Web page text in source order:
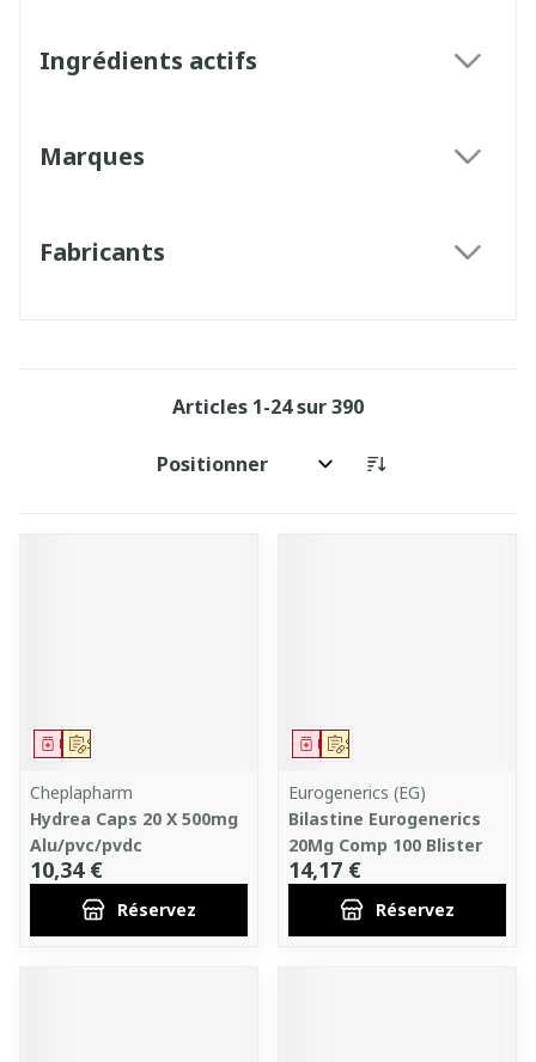
Ingrédients actifs
Marques
Fabricants
Articles 1-24sur390
Trier par:
Sur prescription
Médicament
Cheplapharm
Hydrea Caps 20 X 500mg
Alu/pvc/pvdc
10,34 €
Réservez
Sur prescription
Médicament
Eurogenerics (EG)
Bilastine Eurogenerics
20Mg Comp 100 Blister
14,17 €
Réservez